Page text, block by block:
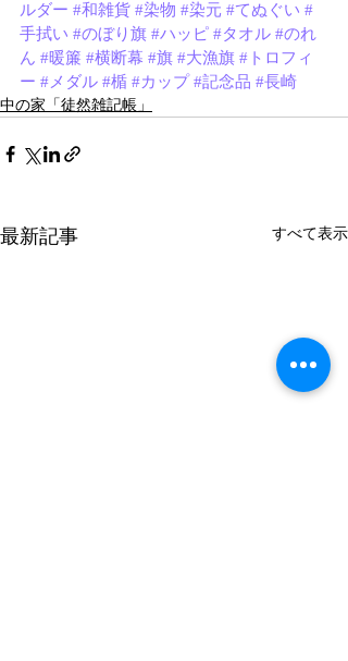
ルダー #和雑貨 #染物 #染元 #てぬぐい #
手拭い #のぼり旗 #ハッピ #タオル #のれ
ん #暖簾 #横断幕 #旗 #大漁旗 #トロフィ
ー #メダル #楯 #カップ #記念品 #長崎
中の家「徒然雑記帳」
最新記事 すべて表示